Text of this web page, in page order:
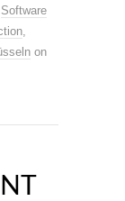
Software
,
on